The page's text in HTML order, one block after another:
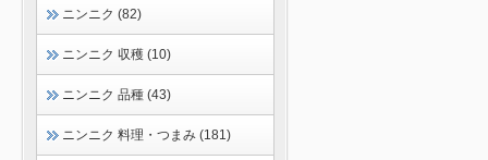
ニンニク (82)
ニンニク 収穫 (10)
ニンニク 品種 (43)
ニンニク 料理・つまみ (181)